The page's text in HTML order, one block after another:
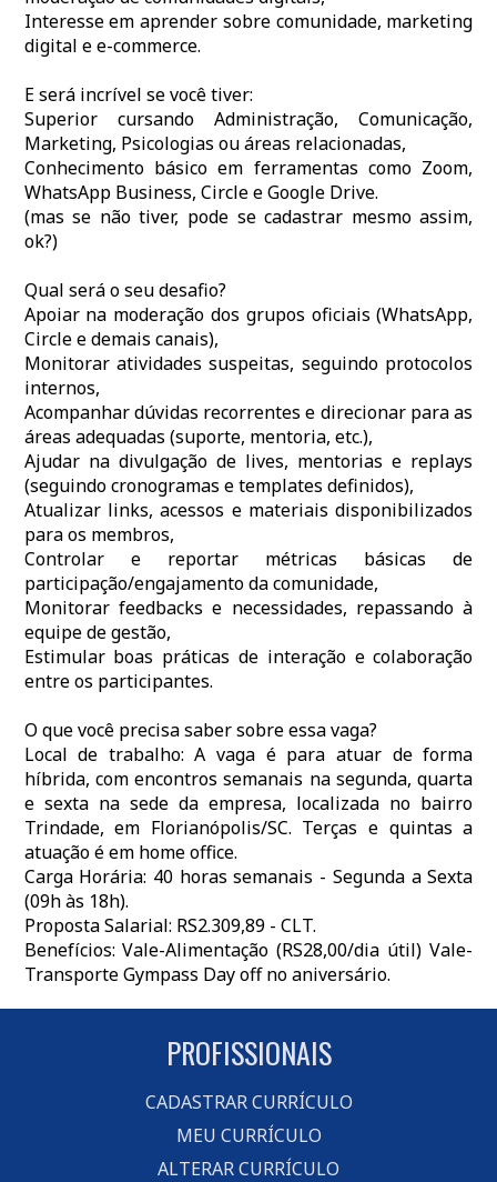
Interesse em aprender sobre comunidade, marketing
digital e e-commerce.
E será incrível se você tiver:
Superior cursando Administração, Comunicação,
Marketing, Psicologias ou áreas relacionadas,
Conhecimento básico em ferramentas como Zoom,
WhatsApp Business, Circle e Google Drive.
(mas se não tiver, pode se cadastrar mesmo assim,
ok?)
Qual será o seu desafio?
Apoiar na moderação dos grupos oficiais (WhatsApp,
Circle e demais canais),
Monitorar atividades suspeitas, seguindo protocolos
internos,
Acompanhar dúvidas recorrentes e direcionar para as
áreas adequadas (suporte, mentoria, etc.),
Ajudar na divulgação de lives, mentorias e replays
(seguindo cronogramas e templates definidos),
Atualizar links, acessos e materiais disponibilizados
para os membros,
Controlar e reportar métricas básicas de
participação/engajamento da comunidade,
Monitorar feedbacks e necessidades, repassando à
equipe de gestão,
Estimular boas práticas de interação e colaboração
entre os participantes.
O que você precisa saber sobre essa vaga?
Local de trabalho: A vaga é para atuar de forma
híbrida, com encontros semanais na segunda, quarta
e sexta na sede da empresa, localizada no bairro
Trindade, em Florianópolis/SC. Terças e quintas a
atuação é em home office.
Carga Horária: 40 horas semanais - Segunda a Sexta
(09h às 18h).
Proposta Salarial: RS2.309,89 - CLT.
Benefícios: Vale-Alimentação (RS28,00/dia útil) Vale-
Transporte Gympass Day off no aniversário.
PROFISSIONAIS
CADASTRAR CURRÍCULO
MEU CURRÍCULO
ALTERAR CURRÍCULO